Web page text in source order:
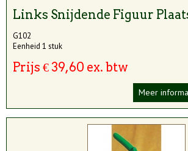
Links Snijdende Figuur
G102
Eenheid 1 stuk
Prijs € 39,60 ex. btw
Meer